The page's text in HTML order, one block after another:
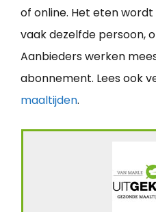
of online. Het eten
vaak dezelfde persoon,
Aanbieders werken
abonnement. Lees ook
maaltijden.